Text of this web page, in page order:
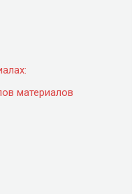
материалов